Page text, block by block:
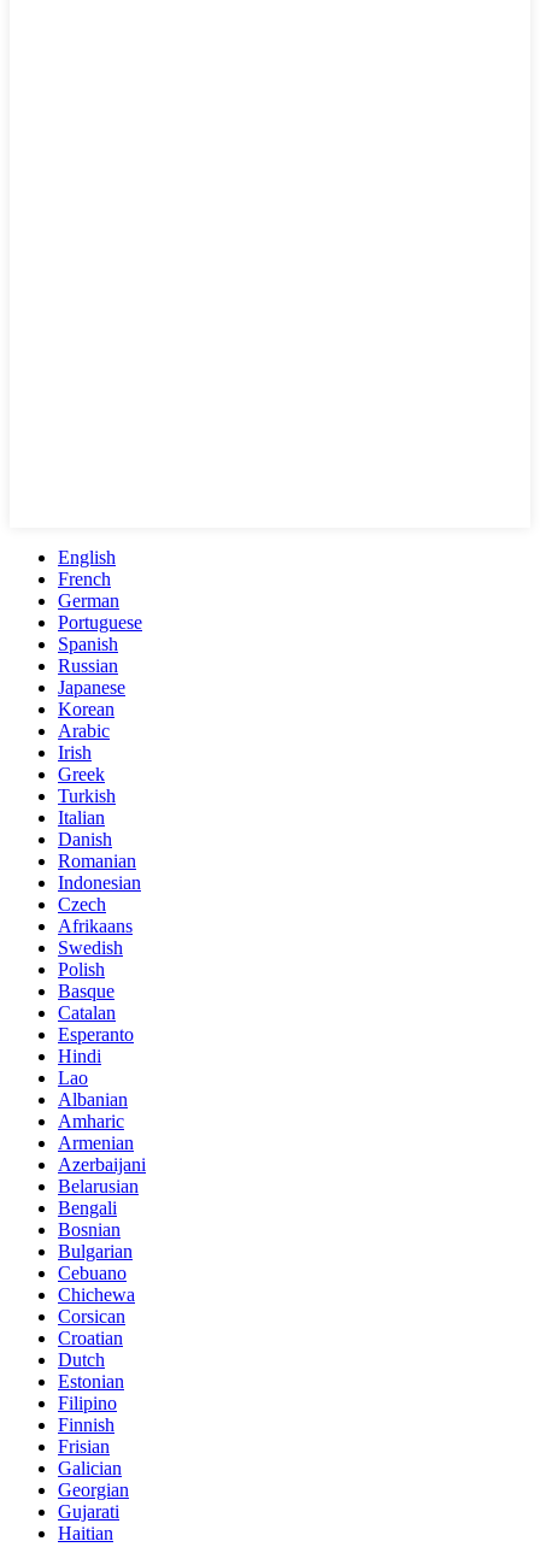
English
French
German
Portuguese
Spanish
Russian
Japanese
Korean
Arabic
Irish
Greek
Turkish
Italian
Danish
Romanian
Indonesian
Czech
Afrikaans
Swedish
Polish
Basque
Catalan
Esperanto
Hindi
Lao
Albanian
Amharic
Armenian
Azerbaijani
Belarusian
Bengali
Bosnian
Bulgarian
Cebuano
Chichewa
Corsican
Croatian
Dutch
Estonian
Filipino
Finnish
Frisian
Galician
Georgian
Gujarati
Haitian